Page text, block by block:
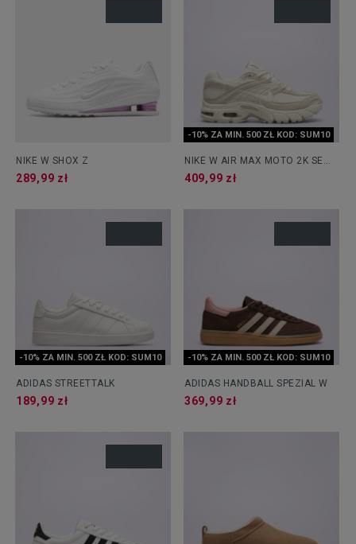
NIKE W SHOX Z
289,99 zł
-10% ZA MIN. 500 ZŁ KOD: SUM10
NIKE W AIR MAX MOTO 2K SE
SUE
409,99 zł
-10% ZA MIN. 500 ZŁ KOD: SUM10
ADIDAS STREETTALK
189,99 zł
-10% ZA MIN. 500 ZŁ KOD: SUM10
ADIDAS HANDBALL SPEZIAL W
369,99 zł